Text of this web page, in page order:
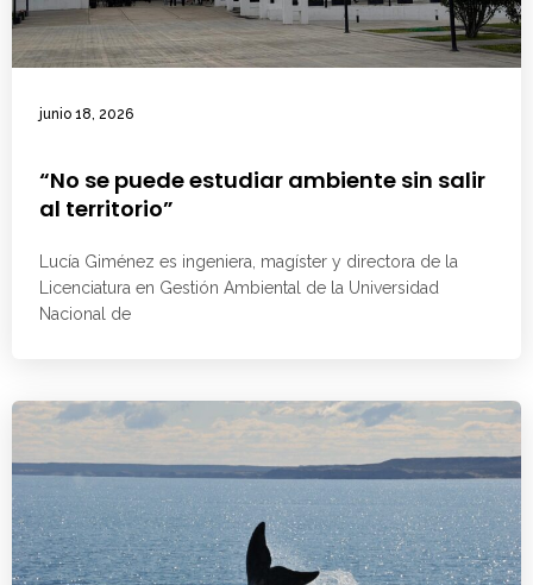
junio 18, 2026
“No se puede estudiar ambiente sin salir
al territorio”
Lucía Giménez es ingeniera, magíster y directora de la
Licenciatura en Gestión Ambiental de la Universidad
Nacional de